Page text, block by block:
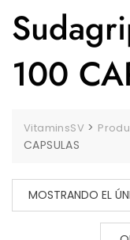
100
VitaminsSV >
CAPSULAS
MOSTRANDO EL